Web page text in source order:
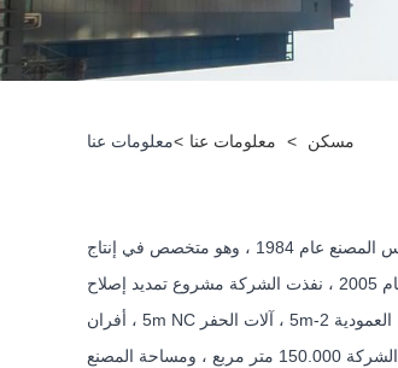
مسكن > معلومات عنا >معلومات عنا
في الصين. تأسس المصنع عام 1984 ، وهو متخصص في إنتاج
. في عام 1990 ، أسس المصنع شركة Jiangyin Huaxi Flange Co.، Ltd. مع شركة Singapore Towa Hardware Private Co.، Ltd. في عام 2005 ، نفذت الشركة مشروع تمديد إصلاح
التكنولوجيا ، واشترت 3600 طن من مكابس الزيت الهيدروليكية ، وطواحين دائرية بطول 5 أمتار ، و 8 أطنان و 5 أطنان. المطارق الكهروهيدروليكية ، المخارط العمودية 2-5m ، آلات الحفر 5m NC ، أفران
المعالجة الحرارية وغيرها من معدات إنتاج المطروقات من النوع الحلقي ، وتعديل استراتيجي محقق للمنتجات الأساسية للمؤسسة. في الوقت الحاضر ، تبلغ مساحة الشركة 150.000 متر مربع ، ومساحة المصنع